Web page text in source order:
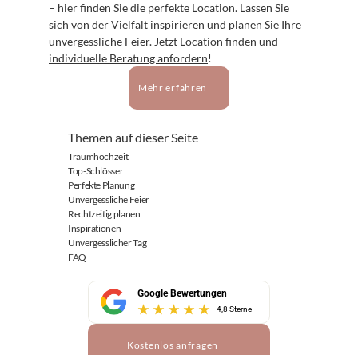
– hier finden Sie die perfekte Location. Lassen Sie
sich von der Vielfalt inspirieren und planen Sie Ihre
individuelle Beratung anfordern!
Mehr erfahren
Themen auf dieser Seite
Traumhochzeit
Top-Schlösser
Perfekte Planung
Unvergessliche Feier
Rechtzeitig planen
Inspirationen
Unvergesslicher Tag
FAQ
Google Bewertungen
4,8 Sterne
Kostenlos anfragen